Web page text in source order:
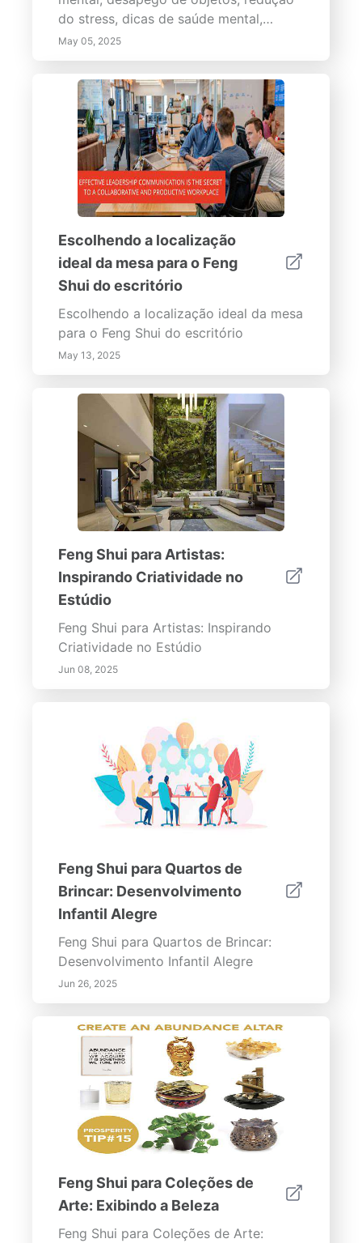
selvagem, auxiliam na gestão de águas
pluviais e melhoram os ecossistemas
complementar o design arquitetônico
do seu imóvel. Explore o poder
transformador dos elementos hídricos e
como eles podem aumentar tanto a
beleza quanto a funcionalidade de seus
espaços externos.
do stress, dicas de saúde mental,
benefícios de uma casa organizada,
vida sem bagunça, benefícios
psicológicos da organização, melhoria
da casa, ambiente de vida pacífico.
Enha...
May 05, 2025
Escolhendo a localização
ideal da mesa para o Feng
Shui do escritório
Escolhendo a localização ideal da mesa
para o Feng Shui do escritório
May 13, 2025
Feng Shui para Artistas:
Inspirando Criatividade no
Estúdio
Feng Shui para Artistas: Inspirando
Criatividade no Estúdio
Jun 08, 2025
Feng Shui para Quartos de
Brincar: Desenvolvimento
Infantil Alegre
Feng Shui para Quartos de Brincar:
Desenvolvimento Infantil Alegre
Jun 26, 2025
Feng Shui para Coleções de
Arte: Exibindo a Beleza
Feng Shui para Coleções de Arte: